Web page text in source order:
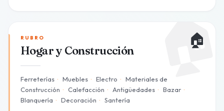
🏠
RUBRO
Hogar y Construcción
Ferreterías · Muebles · Electro · Materiales de
Construcción · Calefacción · Antigüedades · Bazar ·
Blanquería · Decoración · Santería